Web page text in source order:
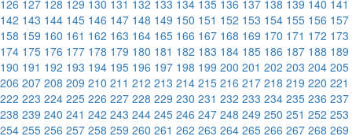
126 127 128 129 130 131 132 133 134 135 136 137 138 139 140 141
142 143 144 145 146 147 148 149 150 151 152 153 154 155 156 157
158 159 160 161 162 163 164 165 166 167 168 169 170 171 172 173
174 175 176 177 178 179 180 181 182 183 184 185 186 187 188 189
190 191 192 193 194 195 196 197 198 199 200 201 202 203 204 205
206 207 208 209 210 211 212 213 214 215 216 217 218 219 220 221
222 223 224 225 226 227 228 229 230 231 232 233 234 235 236 237
238 239 240 241 242 243 244 245 246 247 248 249 250 251 252 253
254 255 256 257 258 259 260 261 262 263 264 265 266 267 268 269